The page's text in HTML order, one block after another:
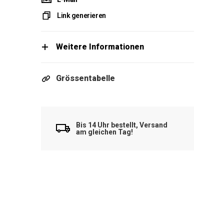
Link generieren
Weitere Informationen
Grössentabelle
Bis 14 Uhr bestellt, Versand
am gleichen Tag!